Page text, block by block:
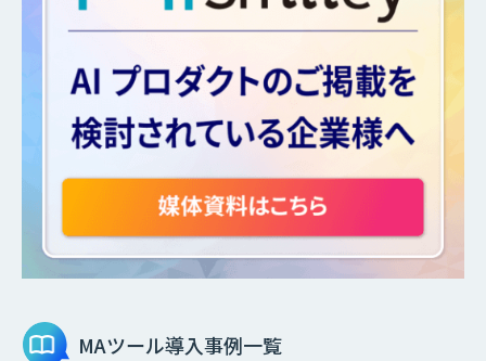
MAツール導入事例一覧